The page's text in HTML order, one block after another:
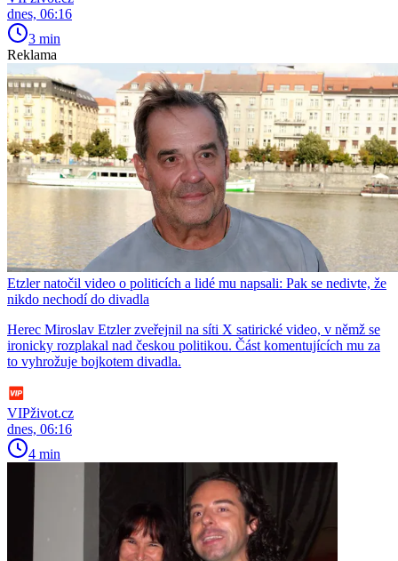
dnes, 06:16
3 min
Reklama
Etzler natočil video o politicích a lidé mu napsali: Pak se nedivte, že
nikdo nechodí do divadla
Herec Miroslav Etzler zveřejnil na síti X satirické video, v němž se
ironicky rozplakal nad českou politikou. Část komentujících mu za
to vyhrožuje bojkotem divadla.
VIPživot.cz
dnes, 06:16
4 min